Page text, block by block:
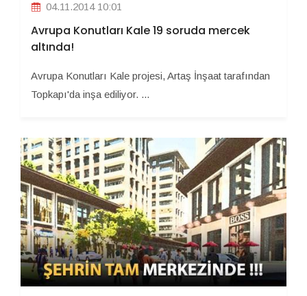
04.11.2014 10:01
Avrupa Konutları Kale 19 soruda mercek
altında!
Avrupa Konutları Kale projesi, Artaş İnşaat tarafından
Topkapı'da inşa ediliyor. ...